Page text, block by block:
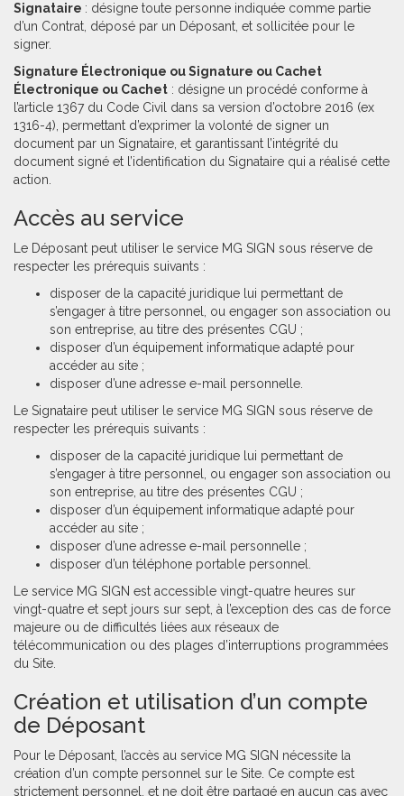
Signataire : désigne toute personne indiquée comme partie
d’un Contrat, déposé par un Déposant, et sollicitée pour le
signer.
Signature Électronique ou Signature ou Cachet
Électronique ou Cachet : désigne un procédé conforme à
l’article 1367 du Code Civil dans sa version d’octobre 2016 (ex
1316-4), permettant d’exprimer la volonté de signer un
document par un Signataire, et garantissant l’intégrité du
document signé et l’identification du Signataire qui a réalisé cette
action.
Accès au service
Le Déposant peut utiliser le service MG SIGN sous réserve de
respecter les prérequis suivants :
disposer de la capacité juridique lui permettant de
s’engager à titre personnel, ou engager son association ou
son entreprise, au titre des présentes CGU ;
disposer d’un équipement informatique adapté pour
accéder au site ;
disposer d’une adresse e-mail personnelle.
Le Signataire peut utiliser le service MG SIGN sous réserve de
respecter les prérequis suivants :
disposer de la capacité juridique lui permettant de
s’engager à titre personnel, ou engager son association ou
son entreprise, au titre des présentes CGU ;
disposer d’un équipement informatique adapté pour
accéder au site ;
disposer d’une adresse e-mail personnelle ;
disposer d’un téléphone portable personnel.
Le service MG SIGN est accessible vingt-quatre heures sur
vingt-quatre et sept jours sur sept, à l’exception des cas de force
majeure ou de difficultés liées aux réseaux de
télécommunication ou des plages d’interruptions programmées
du Site.
Création et utilisation d’un compte
de Déposant
Pour le Déposant, l’accès au service MG SIGN nécessite la
création d’un compte personnel sur le Site. Ce compte est
strictement personnel, et ne doit être partagé en aucun cas avec